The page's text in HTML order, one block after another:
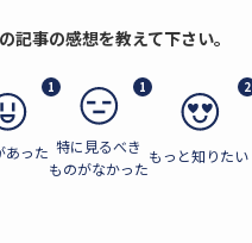
記事の感想を教えて下さい。
1
あった
1
特に見るべき
ものがなかった
2
もっと知りたい